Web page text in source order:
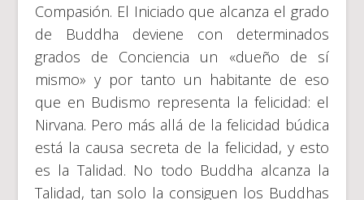
Compasión. El Iniciado que alcanza el grado
de Buddha deviene con determinados
grados de Conciencia un «dueño de sí
mismo» y por tanto un habitante de eso
que en Budismo representa la felicidad: el
Nirvana. Pero más allá de la felicidad búdica
está la causa secreta de la felicidad, y esto
es la Talidad. No todo Buddha alcanza la
Talidad, tan solo la consiguen los Buddhas